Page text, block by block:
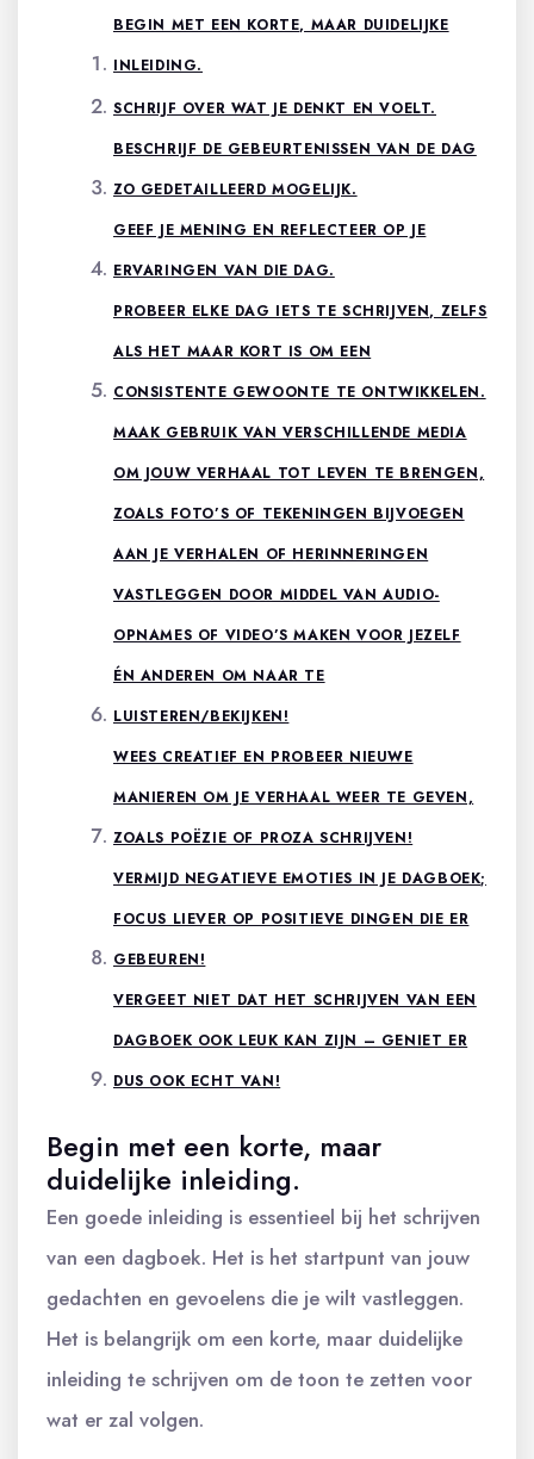
BEGIN MET EEN KORTE, MAAR DUIDELIJKE
INLEIDING.
SCHRIJF OVER WAT JE DENKT EN VOELT.
BESCHRIJF DE GEBEURTENISSEN VAN DE DAG
ZO GEDETAILLEERD MOGELIJK.
GEEF JE MENING EN REFLECTEER OP JE
ERVARINGEN VAN DIE DAG.
PROBEER ELKE DAG IETS TE SCHRIJVEN, ZELFS
ALS HET MAAR KORT IS OM EEN
CONSISTENTE GEWOONTE TE ONTWIKKELEN.
MAAK GEBRUIK VAN VERSCHILLENDE MEDIA
OM JOUW VERHAAL TOT LEVEN TE BRENGEN,
ZOALS FOTO’S OF TEKENINGEN BIJVOEGEN
AAN JE VERHALEN OF HERINNERINGEN
VASTLEGGEN DOOR MIDDEL VAN AUDIO-
OPNAMES OF VIDEO’S MAKEN VOOR JEZELF
ÉN ANDEREN OM NAAR TE
LUISTEREN/BEKIJKEN!
WEES CREATIEF EN PROBEER NIEUWE
MANIEREN OM JE VERHAAL WEER TE GEVEN,
ZOALS POËZIE OF PROZA SCHRIJVEN!
VERMIJD NEGATIEVE EMOTIES IN JE DAGBOEK;
FOCUS LIEVER OP POSITIEVE DINGEN DIE ER
GEBEUREN!
VERGEET NIET DAT HET SCHRIJVEN VAN EEN
DAGBOEK OOK LEUK KAN ZIJN – GENIET ER
DUS OOK ECHT VAN!
Begin met een korte, maar
duidelijke inleiding.
Een goede inleiding is essentieel bij het schrijven
van een dagboek. Het is het startpunt van jouw
gedachten en gevoelens die je wilt vastleggen.
Het is belangrijk om een korte, maar duidelijke
inleiding te schrijven om de toon te zetten voor
wat er zal volgen.